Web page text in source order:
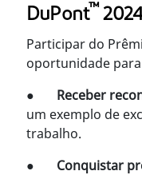
DuPont™
Participar do
oportunidade
● Receber
um exemplo de
trabalho.
● Conquistar